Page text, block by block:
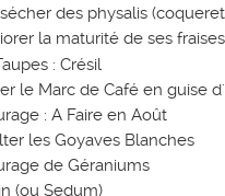
sécher des physalis
la maturité de ses
: Crésil
le Marc de Café en guise
: A Faire en Août
les Goyaves Blanches
de Géraniums
(ou Sedum)